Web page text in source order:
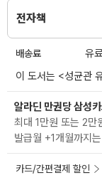
전자책
배송료
유
이 도서는 <성균관
알라딘 만권당 삼성
최대 1만원 또는 2
발급월 +1개월까지
카드/간편결제 할인